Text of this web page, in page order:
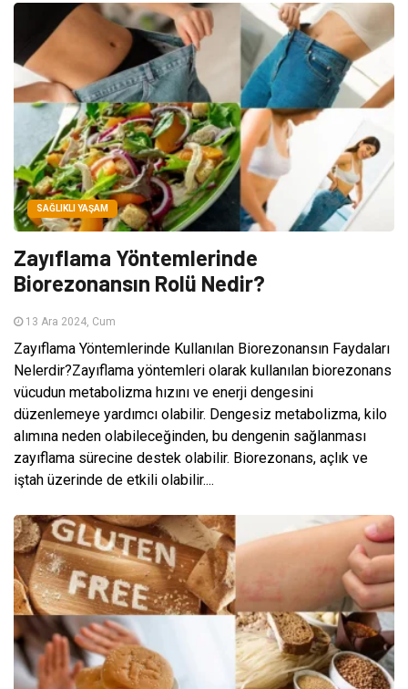
SAĞLIKLI YAŞAM
Zayıflama Yöntemlerinde
Biorezonansın Rolü Nedir?
13 Ara 2024, Cum
Zayıflama Yöntemlerinde Kullanılan Biorezonansın Faydaları
Nelerdir?Zayıflama yöntemleri olarak kullanılan biorezonans
vücudun metabolizma hızını ve enerji dengesini
düzenlemeye yardımcı olabilir. Dengesiz metabolizma, kilo
alımına neden olabileceğinden, bu dengenin sağlanması
zayıflama sürecine destek olabilir. Biorezonans, açlık ve
iştah üzerinde de etkili olabilir....